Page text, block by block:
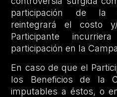
participación de la
reintegrará el costo
Participante
participación en la
En caso de que el
los Beneficios de la
imputables a éstos, o